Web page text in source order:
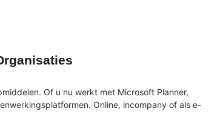
Of u nu werkt met Microsoft Planner,
Online, incompany of als e-